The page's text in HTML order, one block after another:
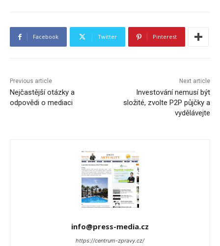
Facebook Twitter Pinterest
Previous article
Nejčastější otázky a
odpovědi o mediaci
Next article
Investování nemusí být
složité, zvolte P2P půjčky a
vydělávejte
info@press-media.cz
https://centrum-zpravy.cz/